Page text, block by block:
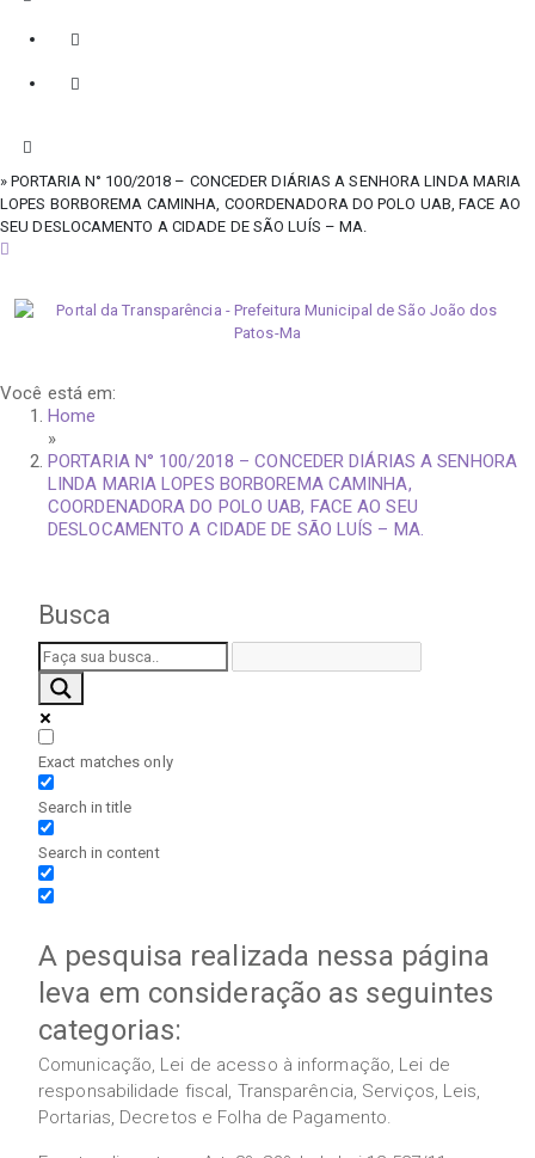
» PORTARIA N° 100/2018 – CONCEDER DIÁRIAS A SENHORA LINDA MARIA
LOPES BORBOREMA CAMINHA, COORDENADORA DO POLO UAB, FACE AO
SEU DESLOCAMENTO A CIDADE DE SÃO LUÍS – MA.
Você está em:
Home
»
PORTARIA N° 100/2018 – CONCEDER DIÁRIAS A SENHORA
LINDA MARIA LOPES BORBOREMA CAMINHA,
COORDENADORA DO POLO UAB, FACE AO SEU
DESLOCAMENTO A CIDADE DE SÃO LUÍS – MA.
Busca
Exact matches only
Search in title
Search in content
A pesquisa realizada nessa página
leva em consideração as seguintes
categorias:
Comunicação, Lei de acesso à informação, Lei de
responsabilidade fiscal, Transparência, Serviços, Leis,
Portarias, Decretos e Folha de Pagamento.